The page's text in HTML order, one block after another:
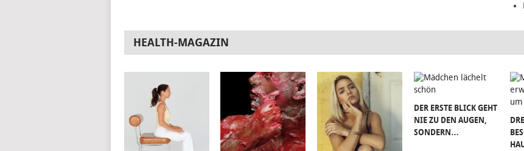
HEALTH-MAGAZIN
DER ERSTE BLICK GEHT
NIE ZU DEN AUGEN,
SONDERN…